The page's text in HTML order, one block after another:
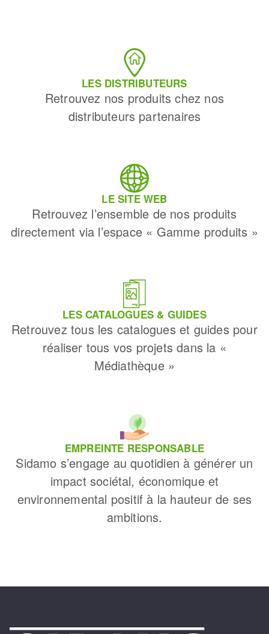
LES DISTRIBUTEURS
Retrouvez nos produits chez nos
distributeurs partenaires
LE SITE WEB
Retrouvez l’ensemble de nos produits
directement via l’espace « Gamme produits »
LES CATALOGUES & GUIDES
Retrouvez tous les catalogues et guides pour
réaliser tous vos projets dans la «
Médiathèque »
EMPREINTE RESPONSABLE
Sidamo s’engage au quotidien à générer un
impact sociétal, économique et
environnemental positif à la hauteur de ses
ambitions.